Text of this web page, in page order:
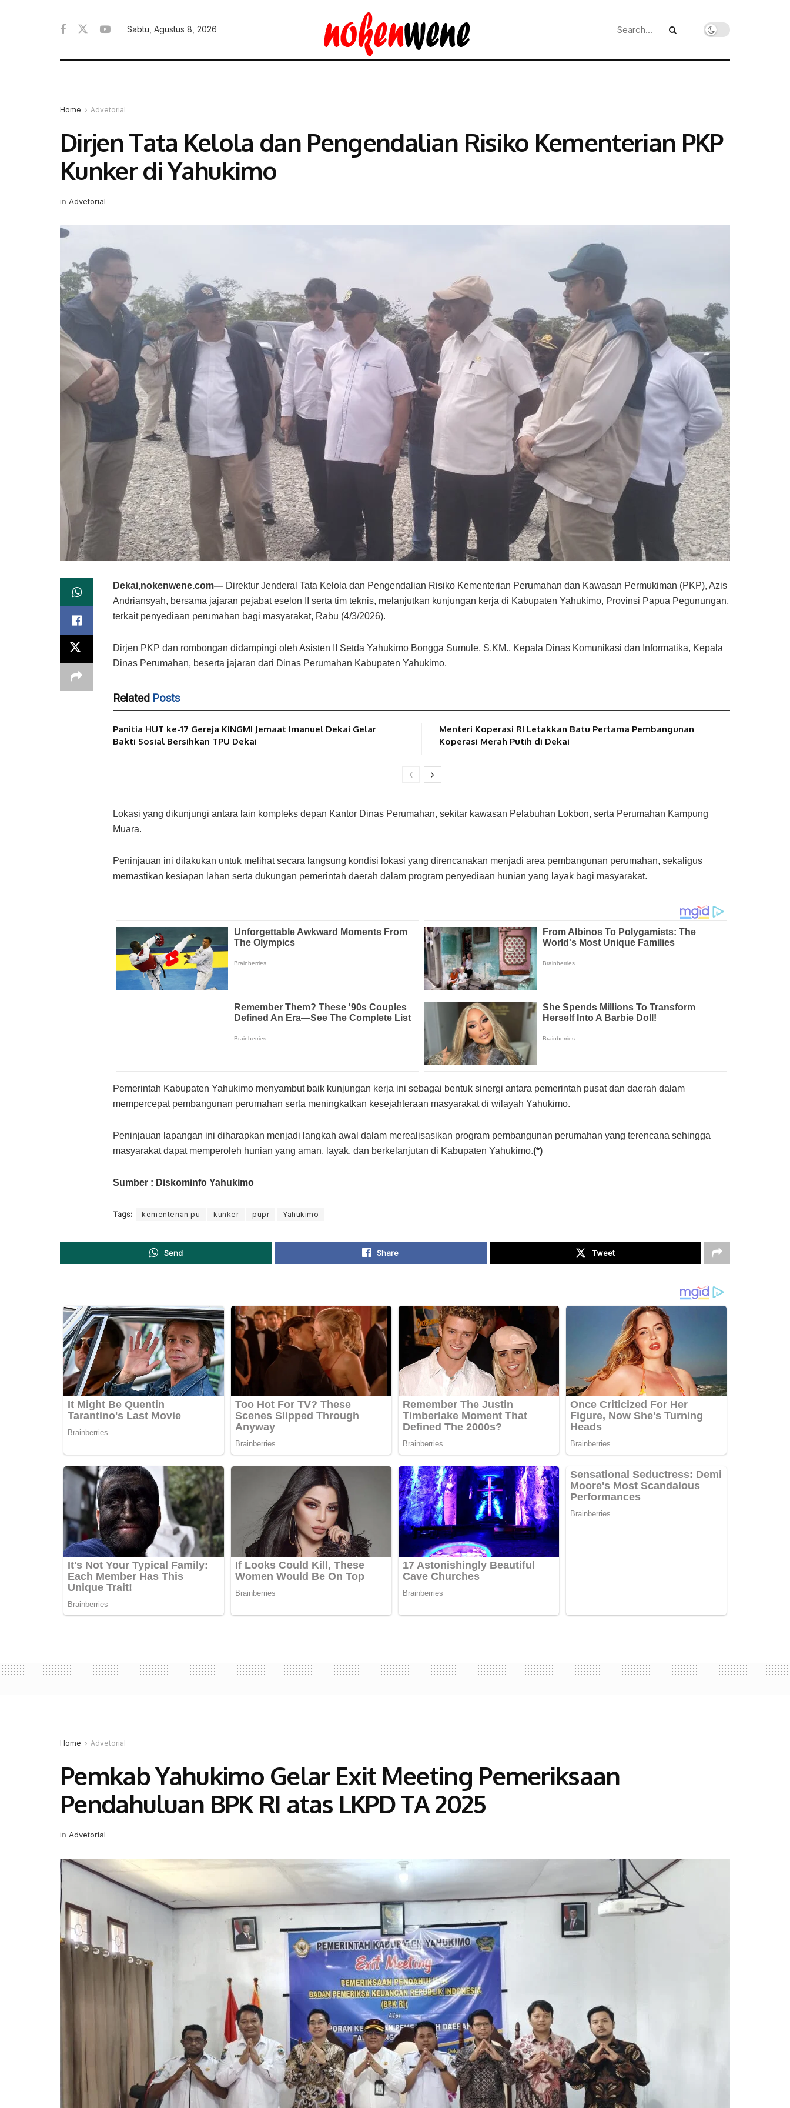
Sabtu, Agustus 8, 2026
Home Advetorial
Dirjen Tata Kelola dan Pengendalian Risiko Kementerian PKP
Kunker di Yahukimo
in Advetorial
Dekai,nokenwene.com— Direktur Jenderal Tata Kelola dan Pengendalian Risiko Kementerian Perumahan dan Kawasan Permukiman (PKP), Azis
Andriansyah, bersama jajaran pejabat eselon II serta tim teknis, melanjutkan kunjungan kerja di Kabupaten Yahukimo, Provinsi Papua Pegunungan,
terkait penyediaan perumahan bagi masyarakat, Rabu (4/3/2026).
Dirjen PKP dan rombongan didampingi oleh Asisten II Setda Yahukimo Bongga Sumule, S.KM., Kepala Dinas Komunikasi dan Informatika, Kepala
Dinas Perumahan, beserta jajaran dari Dinas Perumahan Kabupaten Yahukimo.
Related Posts
Panitia HUT ke-17 Gereja KINGMI Jemaat Imanuel Dekai Gelar
Bakti Sosial Bersihkan TPU Dekai
Menteri Koperasi RI Letakkan Batu Pertama Pembangunan
Koperasi Merah Putih di Dekai
Lokasi yang dikunjungi antara lain kompleks depan Kantor Dinas Perumahan, sekitar kawasan Pelabuhan Lokbon, serta Perumahan Kampung
Muara.
Peninjauan ini dilakukan untuk melihat secara langsung kondisi lokasi yang direncanakan menjadi area pembangunan perumahan, sekaligus
memastikan kesiapan lahan serta dukungan pemerintah daerah dalam program penyediaan hunian yang layak bagi masyarakat.
Pemerintah Kabupaten Yahukimo menyambut baik kunjungan kerja ini sebagai bentuk sinergi antara pemerintah pusat dan daerah dalam
mempercepat pembangunan perumahan serta meningkatkan kesejahteraan masyarakat di wilayah Yahukimo.
Peninjauan lapangan ini diharapkan menjadi langkah awal dalam merealisasikan program pembangunan perumahan yang terencana sehingga
masyarakat dapat memperoleh hunian yang aman, layak, dan berkelanjutan di Kabupaten Yahukimo.(*)
Sumber : Diskominfo Yahukimo
Tags: kementerian pu kunker pupr Yahukimo
Send Share Tweet
Home Advetorial
Pemkab Yahukimo Gelar Exit Meeting Pemeriksaan
Pendahuluan BPK RI atas LKPD TA 2025
in Advetorial